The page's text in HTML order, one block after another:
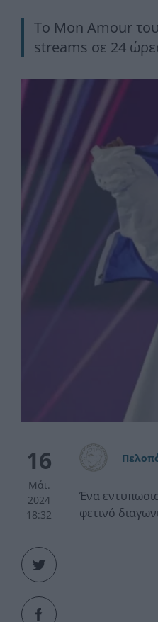
Το Mon Amour
streams σε 24
16
Μάι.
2024
18:32
Ένα
φετινό